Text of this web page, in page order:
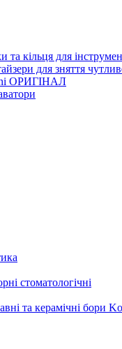
та кільця для
для зняття
ОРИГІНАЛ
стоматологічні
та керамічні бори